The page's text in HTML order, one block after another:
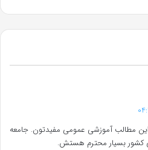
مطالب آموزشی عمومی مفیدتون. جامعه
کشور بسیار محترم هستش.